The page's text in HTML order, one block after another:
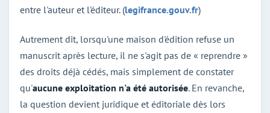
entre l'auteur et l'éditeur. (legifrance.gouv.fr)
Autrement dit, lorsqu'une maison d'édition refuse un
manuscrit après lecture, il ne s'agit pas de « reprendre »
des droits déjà cédés, mais simplement de constater
qu'aucune exploitation n'a été autorisée. En revanche,
la question devient juridique et éditoriale dès lors